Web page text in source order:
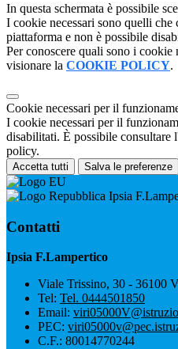
In questa schermata è possibile
I cookie necessari sono quelli
piattaforma e non è possibile
Per conoscere quali sono i cookie
visionare la COOKIE POLICY.
Cookie necessari per il
I cookie necessari per il
disabilitati. È possibile consultare
policy.
Accetta tutti Salva le preferenze
Ipsia
Contatti
Ipsia F.Lampertico
Viale Trissino, 30 - 36100
Tel: Tel. 0444501850
Email:
PEC:
C.F.: 80014770244